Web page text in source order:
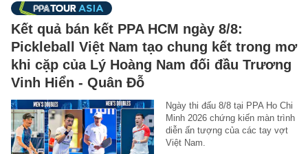
Kết quả bán kết PPA HCM ngày 8/8:
Pickleball Việt Nam tạo chung kết trong mơ
khi cặp của Lý Hoàng Nam đối đầu Trương
Vinh Hiển - Quân Đỗ
Ngày thi đấu 8/8 tại PPA Ho Chi
Minh 2026 chứng kiến màn trình
diễn ấn tượng của các tay vợt
Việt Nam.